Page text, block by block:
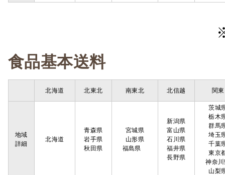
食品基本送料
北海道 北東北 南東北 北信越 関東
地域
詳細
北海道
青森県
岩手県
秋田県
宮城県
山形県
福島県
新潟県
富山県
石川県
福井県
長野県
茨城
栃木
群馬
埼玉
千葉
東京
神奈
山梨